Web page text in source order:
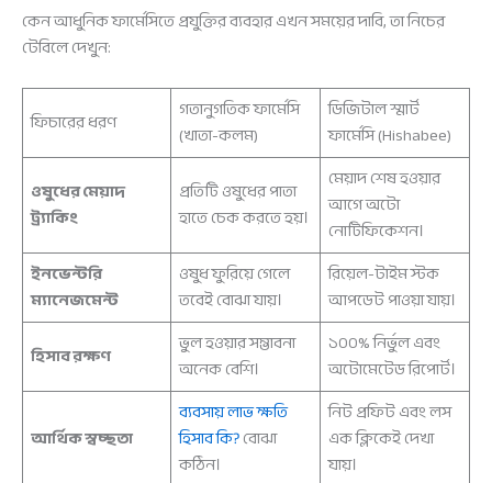
কেন আধুনিক ফার্মেসিতে প্রযুক্তির ব্যবহার এখন সময়ের দাবি, তা নিচের
টেবিলে দেখুন:
ফিচারের ধরণ
গতানুগতিক ফার্মেসি
(খাতা-কলম)
ডিজিটাল স্মার্ট
ফার্মেসি (Hishabee)
ওষুধের মেয়াদ
ট্র্যাকিং
প্রতিটি ওষুধের পাতা
হাতে চেক করতে হয়।
মেয়াদ শেষ হওয়ার
আগে অটো
নোটিফিকেশন।
ইনভেন্টরি
ম্যানেজমেন্ট
ওষুধ ফুরিয়ে গেলে
তবেই বোঝা যায়।
রিয়েল-টাইম স্টক
আপডেট পাওয়া যায়।
হিসাব রক্ষণ
ভুল হওয়ার সম্ভাবনা
অনেক বেশি।
১০০% নির্ভুল এবং
অটোমেটেড রিপোর্ট।
আর্থিক স্বচ্ছতা
ব্যবসায় লাভ ক্ষতি
হিসাব কি?বোঝা
কঠিন।
নিট প্রফিট এবং লস
এক ক্লিকেই দেখা
যায়।